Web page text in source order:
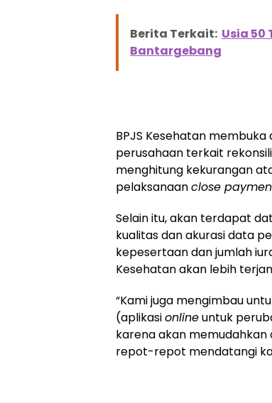
Berita Terkait: Usia 50
Bantargebang
BPJS Kesehatan
perusahaan terkait
menghitung kekurangan
pelaksanaanclose
Selain itu, akan terdapat
kualitas dan akurasi data
kepesertaan dan jumlah
Kesehatan akan lebih
“Kami juga mengimbau
(aplikasionlineuntuk
karena akan
repot-repot mendatangi